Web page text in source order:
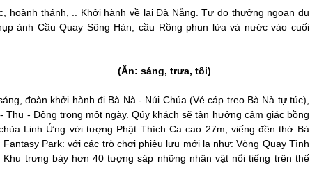
hoành thánh, .. Khởi hành về lạiĐà Nẵng . Tự do thưởng ngoạn du
ảnh Cầu Quay Sông Hàn, cầu Rồng phun lửa và nước vào cuối
trưa, tối)
đoàn khởi hành đi Bà Nà - Núi Chúa (Vé cáp treo Bà Nà tự túc),
- Đông trong một ngày. Qúy khách sẽ tận hưởng cảm giác bồng
Linh Ứng với tượng Phật Thích Ca cao 27m, viếng đền thờ Bà
Park: với các trò chơi phiêu lưu mới lạ như: Vòng Quay Tình
trưng bày hơn 40 tượng sáp những nhân vật nổi tiếng trên thế